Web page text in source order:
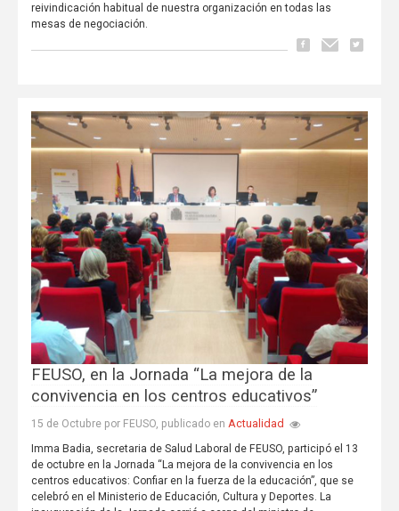
reivindicación habitual de nuestra organización en todas las
mesas de negociación.
FEUSO, en la Jornada “La mejora de la
convivencia en los centros educativos”
15 de Octubre por FEUSO, publicado en Actualidad
Imma Badia, secretaria de Salud Laboral de FEUSO, participó el 13
de octubre en la Jornada “La mejora de la convivencia en los
centros educativos: Confiar en la fuerza de la educación”, que se
celebró en el Ministerio de Educación, Cultura y Deportes. La